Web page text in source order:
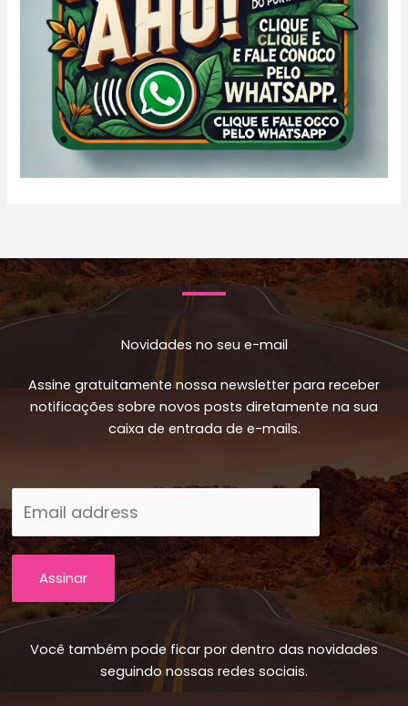
Novidades no seu e-mail
Assine gratuitamente nossa newsletter para receber
notificações sobre novos posts diretamente na sua
caixa de entrada de e-mails.
Assinar
Você também pode ficar por dentro das novidades
seguindo nossas redes sociais.